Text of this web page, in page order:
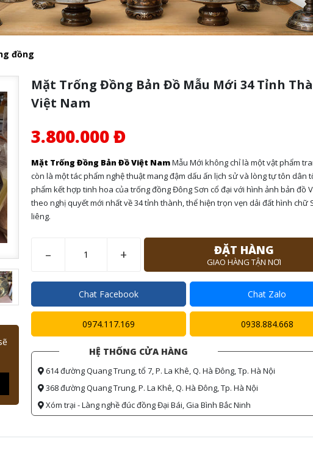
đồng
Mặt Trống Đồng Bản Đồ Mẫu Mới 34 Tỉnh
Việt Nam
3.800.000 Đ
Mặt Trống Đồng Bản Đồ Việt NamMẫu Mới không chỉ là một vật phẩm
còn là một tác phẩm nghệ thuật mang đậm dấu ấn lịch sử và lòng tự tôn dân
phẩm kết hợp tinh hoa của trống đồng Đông Sơn cổ đại với hình ảnh bản đồ
theo nghị quyết mới nhất về 34 tỉnh thành, thể hiện trọn vẹn dải đất hình chữ
liêng.
– + ĐẶT HÀNG
GIAO HÀNG TẬN NƠI
Chat Facebook Chat Zalo
0974.117.169 0938.884.668
HỆ THỐNG CỬA HÀNG
614 đường Quang Trung, tổ 7, P. La Khê, Q. Hà Đông, Tp. Hà Nội
368 đường Quang Trung, P. La Khê, Q. Hà Đông, Tp. Hà Nội
Xóm trại - Làng nghề đúc đồng Đại Bái, Gia Bình Bắc Ninh